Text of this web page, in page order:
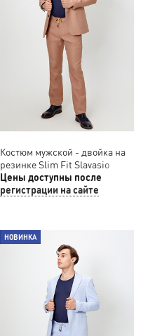
Костюм мужской - двойка на
резинке Slim Fit Slavasio
56/02
Цены доступны после
регистрации на сайте
НОВИНКА